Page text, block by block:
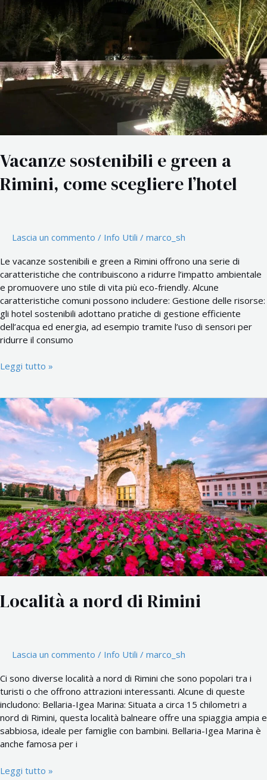
Vacanze sostenibili e green a
Rimini, come scegliere l’hotel
Lascia un commento / Info Utili / marco_sh
Le vacanze sostenibili e green a Rimini offrono una serie di
caratteristiche che contribuiscono a ridurre l’impatto ambientale
e promuovere uno stile di vita più eco-friendly. Alcune
caratteristiche comuni possono includere: Gestione delle risorse:
gli hotel sostenibili adottano pratiche di gestione efficiente
dell’acqua ed energia, ad esempio tramite l’uso di sensori per
ridurre il consumo
Rimini,
come
scegliere
l’hotel
Leggi tutto »
Località a nord di Rimini
Lascia un commento / Info Utili / marco_sh
Ci sono diverse località a nord di Rimini che sono popolari tra i
turisti o che offrono attrazioni interessanti. Alcune di queste
includono: Bellaria-Igea Marina: Situata a circa 15 chilometri a
nord di Rimini, questa località balneare offre una spiaggia ampia e
sabbiosa, ideale per famiglie con bambini. Bellaria-Igea Marina è
anche famosa per i
Località
a
nord
di
Rimini
Leggi tutto »